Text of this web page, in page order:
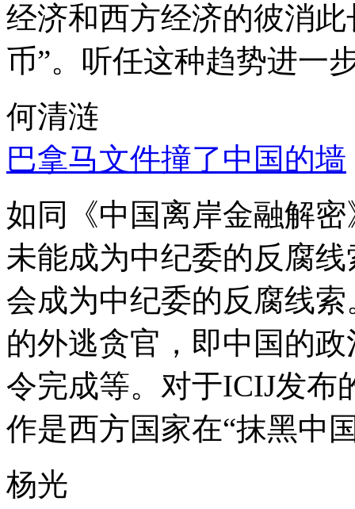
经济和西方经济的彼消
币”。听任这种趋势进一
何清涟
巴拿马文件撞了中国的墙
如同《中国离岸金融解
未能成为中纪委的反腐
会成为中纪委的反腐线
的外逃贪官，即中国的
令完成等。对于ICIJ发布
作是西方国家在“抹黑中
杨光